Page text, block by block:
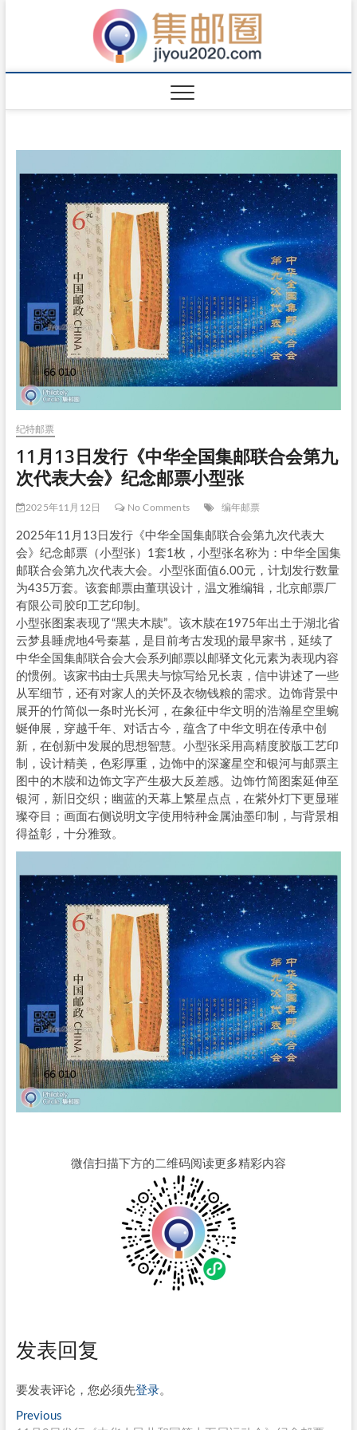
纪特邮票
11月13日发行《中华全国集邮联合会第九
次代表大会》纪念邮票小型张
2025年11月12日 No Comments 编年邮票
2025年11月13日发行《中华全国集邮联合会第九次代表大
会》纪念邮票（小型张）1套1枚，小型张名称为：中华全国集
邮联合会第九次代表大会。小型张面值6.00元，计划发行数量
为435万套。该套邮票由董琪设计，温文雅编辑，北京邮票厂
有限公司胶印工艺印制。
小型张图案表现了“黑夫木牍”。该木牍在1975年出土于湖北省
云梦县睡虎地4号秦墓，是目前考古发现的最早家书，延续了
中华全国集邮联合会大会系列邮票以邮驿文化元素为表现内容
的惯例。该家书由士兵黑夫与惊写给兄长衷，信中讲述了一些
从军细节，还有对家人的关怀及衣物钱粮的需求。边饰背景中
展开的竹简似一条时光长河，在象征中华文明的浩瀚星空里蜿
蜒伸展，穿越千年、对话古今，蕴含了中华文明在传承中创
新，在创新中发展的思想智慧。小型张采用高精度胶版工艺印
制，设计精美，色彩厚重，边饰中的深邃星空和银河与邮票主
图中的木牍和边饰文字产生极大反差感。边饰竹简图案延伸至
银河，新旧交织；幽蓝的天幕上繁星点点，在紫外灯下更显璀
璨夺目；画面右侧说明文字使用特种金属油墨印制，与背景相
得益彰，十分雅致。
微信扫描下方的二维码阅读更多精彩内容
发表回复
要发表评论，您必须先登录。
文
PreviousPrevious